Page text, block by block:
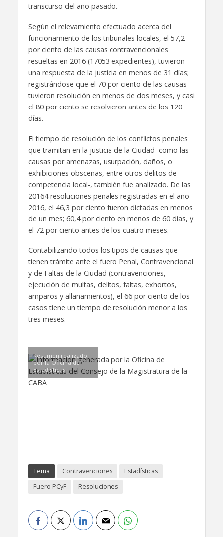
transcurso del año pasado.
Según el relevamiento efectuado acerca del
funcionamiento de los tribunales locales, el 57,2
por ciento de las causas contravencionales
resueltas en 2016 (17053 expedientes), tuvieron
una respuesta de la justicia en menos de 31 días;
registrándose que el 70 por ciento de las causas
tuvieron resolución en menos de dos meses, y casi
el 80 por ciento se resolvieron antes de los 120
días.
El tiempo de resolución de los conflictos penales
que tramitan en la justicia de la Ciudad–como las
causas por amenazas, usurpación, daños, o
exhibiciones obscenas, entre otros delitos de
competencia local-, también fue analizado. De las
20164 resoluciones penales registradas en el año
2016, el 46,3 por ciento fueron dictadas en menos
de un mes; 60,4 por ciento en menos de 60 días, y
el 72 por ciento antes de los cuatro meses.
Contabilizando todos los tipos de causas que
tienen trámite ante el fuero Penal, Contravencional
y de Faltas de la Ciudad (contravenciones,
ejecución de multas, delitos, faltas, exhortos,
amparos y allanamientos), el 66 por ciento de los
casos tiene un tiempo de resolución menor a los
tres meses.-
Resumen realizado
por la Oficina de
Estadísticas
Tema Contravenciones
Estadísticas
Fuero PCyF
Resoluciones